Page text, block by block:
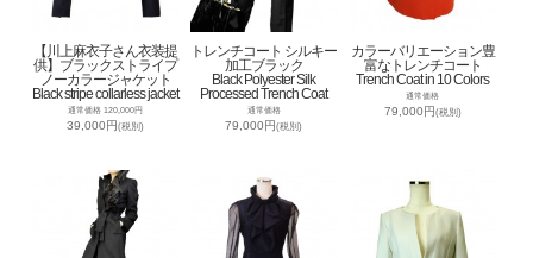
【川上麻衣子さん衣装提
供】ブラックストライプ
ノーカラージャケット
Black stripe collarless jacket
通常価格 120,000円
39,000円(税別)
トレンチコート シルキー
加工ブラック
Black Polyester Silk
Processed Trench Coat
通常価格
79,000円(税別)
カラーバリエーション豊
富なトレンチコート
Trench Coat in 10 Colors
通常価格
79,000円(税別)